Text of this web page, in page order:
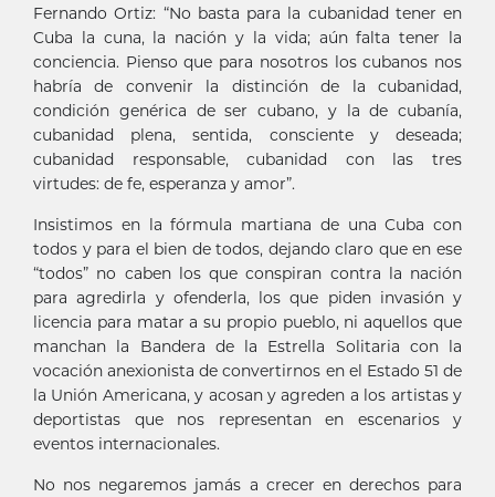
Fernando Ortiz: “No basta para la cubanidad tener en
Cuba la cuna, la nación y la vida; aún falta tener la
conciencia. Pienso que para nosotros los cubanos nos
habría de convenir la distinción de la cubanidad,
condición genérica de ser cubano, y la de cubanía,
cubanidad plena, sentida, consciente y deseada;
cubanidad responsable, cubanidad con las tres
virtudes: de fe, esperanza y amor”.
Insistimos en la fórmula martiana de una Cuba con
todos y para el bien de todos, dejando claro que en ese
“todos” no caben los que conspiran contra la nación
para agredirla y ofenderla, los que piden invasión y
licencia para matar a su propio pueblo, ni aquellos que
manchan la Bandera de la Estrella Solitaria con la
vocación anexionista de convertirnos en el Estado 51 de
la Unión Americana, y acosan y agreden a los artistas y
deportistas que nos representan en escenarios y
eventos internacionales.
No nos negaremos jamás a crecer en derechos para